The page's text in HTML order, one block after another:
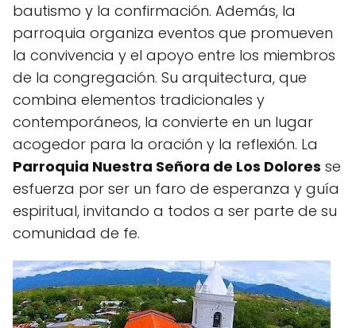
bautismo y la confirmación. Además, la
parroquia organiza eventos que promueven
la convivencia y el apoyo entre los miembros
de la congregación. Su arquitectura, que
combina elementos tradicionales y
contemporáneos, la convierte en un lugar
acogedor para la oración y la reflexión. La
Parroquia Nuestra Señora de Los Dolores se
esfuerza por ser un faro de esperanza y guía
espiritual, invitando a todos a ser parte de su
comunidad de fe.